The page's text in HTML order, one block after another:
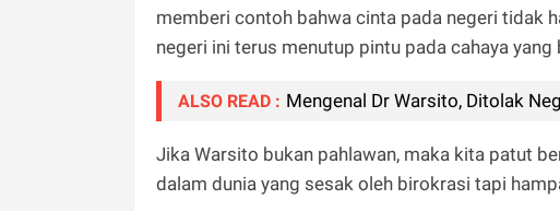
memberi contoh bahwa cinta pada negeri tidak
negeri ini terus menutup pintu pada cahaya
ALSO READ : Mengenal Dr Warsito, Ditolak
Jika Warsito bukan pahlawan, maka kita patut
dalam dunia yang sesak oleh birokrasi tapi